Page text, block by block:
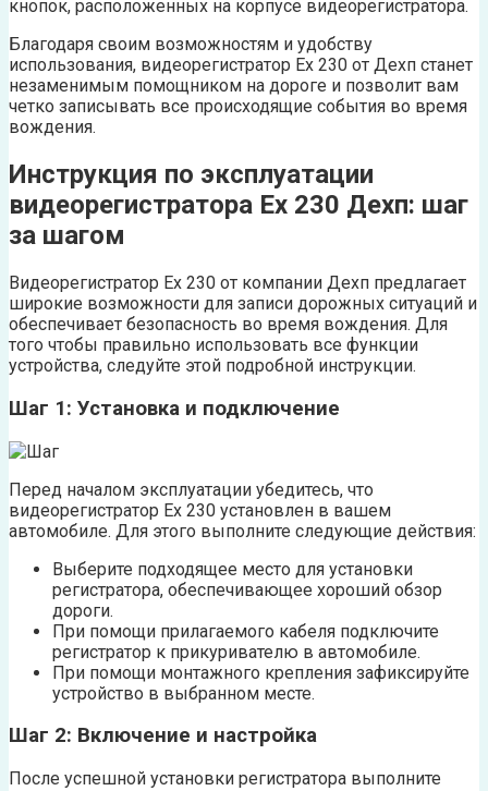
кнопок, расположенных на корпусе видеорегистратора.
Благодаря своим возможностям и удобству
использования, видеорегистратор Ех 230 от Дехп станет
незаменимым помощником на дороге и позволит вам
четко записывать все происходящие события во время
вождения.
Инструкция по эксплуатации
видеорегистратора Ех 230 Дехп: шаг
за шагом
Видеорегистратор Ех 230 от компании Дехп предлагает
широкие возможности для записи дорожных ситуаций и
обеспечивает безопасность во время вождения. Для
того чтобы правильно использовать все функции
устройства, следуйте этой подробной инструкции.
Шаг 1: Установка и подключение
Перед началом эксплуатации убедитесь, что
видеорегистратор Ех 230 установлен в вашем
автомобиле. Для этого выполните следующие действия:
Выберите подходящее место для установки
регистратора, обеспечивающее хороший обзор
дороги.
При помощи прилагаемого кабеля подключите
регистратор к прикуривателю в автомобиле.
При помощи монтажного крепления зафиксируйте
устройство в выбранном месте.
Шаг 2: Включение и настройка
После успешной установки регистратора выполните